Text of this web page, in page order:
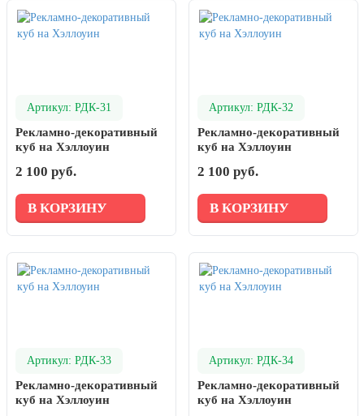
Артикул: РДК-31
Рекламно-декоративный
куб на Хэллоуин
2 100 руб.
В КОРЗИНУ
Артикул: РДК-32
Рекламно-декоративный
куб на Хэллоуин
2 100 руб.
В КОРЗИНУ
Артикул: РДК-33
Рекламно-декоративный
куб на Хэллоуин
Артикул: РДК-34
Рекламно-декоративный
куб на Хэллоуин